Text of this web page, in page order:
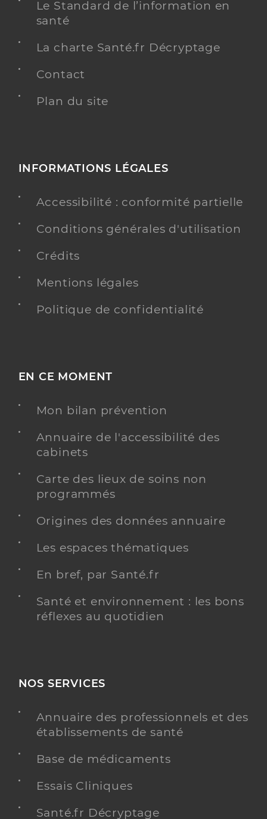
Le Standard de l’information en
santé
La charte Santé.fr Décryptage
Contact
Plan du site
INFORMATIONS LÉGALES
Accessibilité : conformité partielle
Conditions générales d'utilisation
Crédits
Mentions légales
Politique de confidentialité
EN CE MOMENT
Mon bilan prévention
Annuaire de l'accessibilité des
cabinets
Carte des lieux de soins non
programmés
Origines des données annuaire
Les espaces thématiques
En bref, par Santé.fr
Santé et environnement : les bons
réflexes au quotidien
NOS SERVICES
Annuaire des professionnels et des
établissements de santé
Base de médicaments
Essais Cliniques
Santé.fr Décryptage